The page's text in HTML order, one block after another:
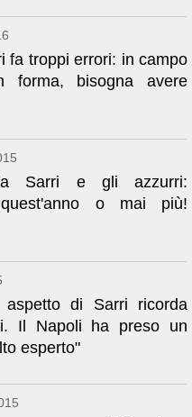
fa troppi errori: in campo
bisogna avere
Sarri e gli azzurri:
o mai più!
aspetto di Sarri ricorda
Il Napoli ha preso un
esperto"